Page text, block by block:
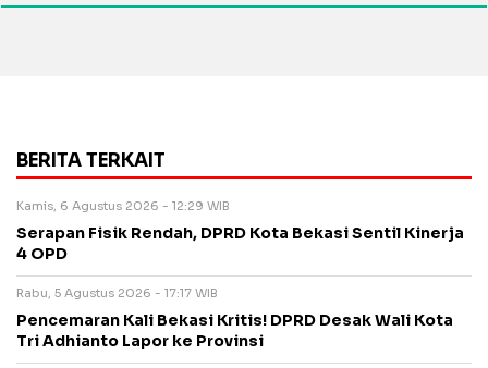
BERITA TERKAIT
Kamis, 6 Agustus 2026 - 12:29 WIB
Serapan Fisik Rendah, DPRD Kota Bekasi Sentil Kinerja
4 OPD
Rabu, 5 Agustus 2026 - 17:17 WIB
Pencemaran Kali Bekasi Kritis! DPRD Desak Wali Kota
Tri Adhianto Lapor ke Provinsi